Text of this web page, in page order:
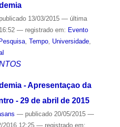
publicado13/03/2015 — última
— registrado em: Evento
Pesquisa, Tempo, Universidade,
- Apresentaçao da
- 29 de abril de 2015
— publicado20/05/2015 —
2016 12:25 — registrado em: